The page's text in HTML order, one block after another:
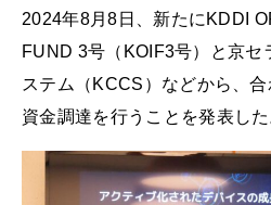
2024年8月8日、新たにKDDI
FUND 3号（KOIF3号）と京セ
ステム（KCCS）などから、
資金調達を行うことを発表した